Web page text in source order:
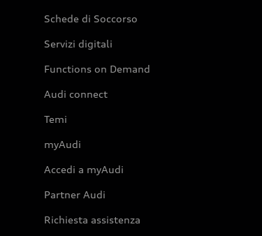
Schede di Soccorso
Servizi digitali
Functions on Demand
Audi connect
Temi
myAudi
Accedi a myAudi
Partner Audi
Richiesta assistenza